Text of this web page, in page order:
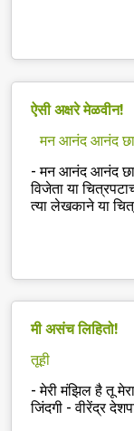
ऐसी अक्षरे मेळवीन!
मन आनंद आनंद
-मन आनंद आनंद
विजेता या
त्या लेखकाने या
मी असंच लिहितो!
तूही
-मेरी मंझिल है तू
जिंदगी - वीरेंद्र